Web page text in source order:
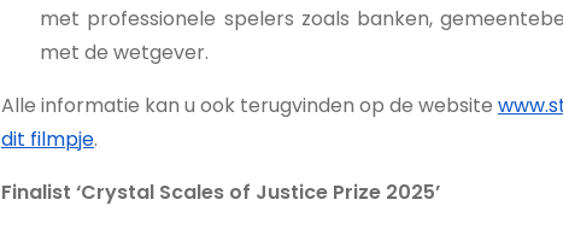
met professionele spelers zoals banken,
met de wetgever.
Alle informatie kan u ook terugvinden op de website
dit filmpje.
Finalist ‘Crystal Scales of Justice Prize 2025’